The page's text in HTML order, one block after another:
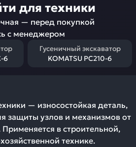
для техники
— перед покупкой
с менеджером
6
Гусеничный экскаватор
KOMATSU PC210-6
— износостойкая деталь,
защиты узлов и механизмов от
Применяется в строительной,
технике.